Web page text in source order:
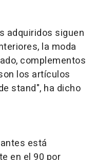
adquiridos siguen
la moda
complementos
los artículos
stand", ha dicho
está